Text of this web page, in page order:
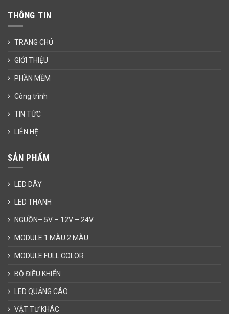
THÔNG TIN
TRANG CHỦ
GIỚI THIỆU
PHẦN MỀM
Công trình
TIN TỨC
LIÊN HỆ
SẢN PHẨM
LED DÂY
LED THANH
NGUỒN– 5V – 12V – 24V
MODULE 1 MÀU 2 MÀU
MODULE FULL COLOR
BỘ ĐIỀU KHIỂN
LED QUẢNG CÁO
VẬT TƯ KHÁC